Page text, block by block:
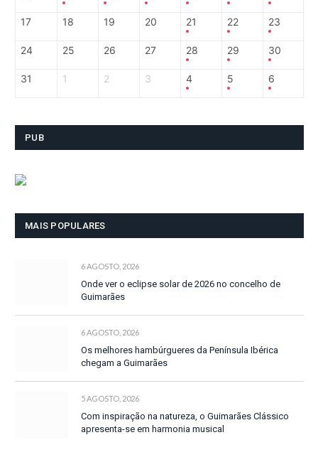
17 18 19 20 21 22 23
24 25 26 27 28 29 30
31 1 2 3 4 5 6
PUB
MAIS POPULARES
6 AGOSTO, 2026
Onde ver o eclipse solar de 2026 no concelho de
Guimarães
6 AGOSTO, 2026
Os melhores hambúrgueres da Península Ibérica
chegam a Guimarães
5 AGOSTO, 2026
Com inspiração na natureza, o Guimarães Clássico
apresenta-se em harmonia musical